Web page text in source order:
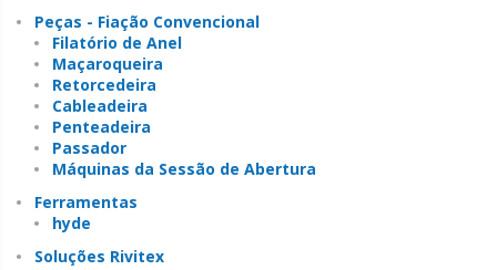
Peças - Fiação Convencional
Filatório de Anel
Maçaroqueira
Retorcedeira
Cableadeira
Penteadeira
Passador
Máquinas da Sessão de Abertura
Ferramentas
hyde
Soluções Rivitex